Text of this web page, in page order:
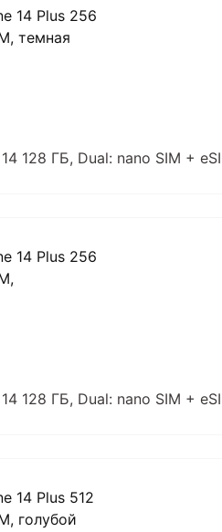
128 ГБ, Dual: nano SIM +
128 ГБ, Dual: nano SIM +